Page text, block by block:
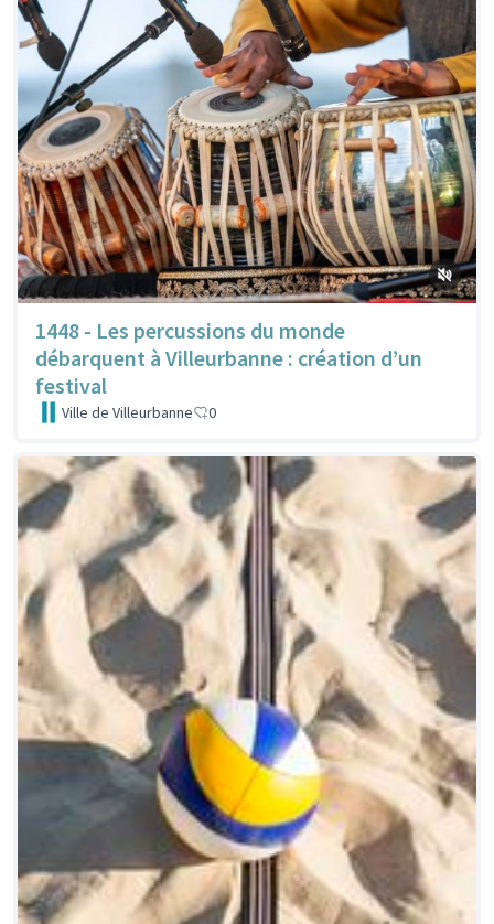
1448 - Les percussions du monde
débarquent à Villeurbanne : création d’un
festival
Ville de Villeurbanne 0